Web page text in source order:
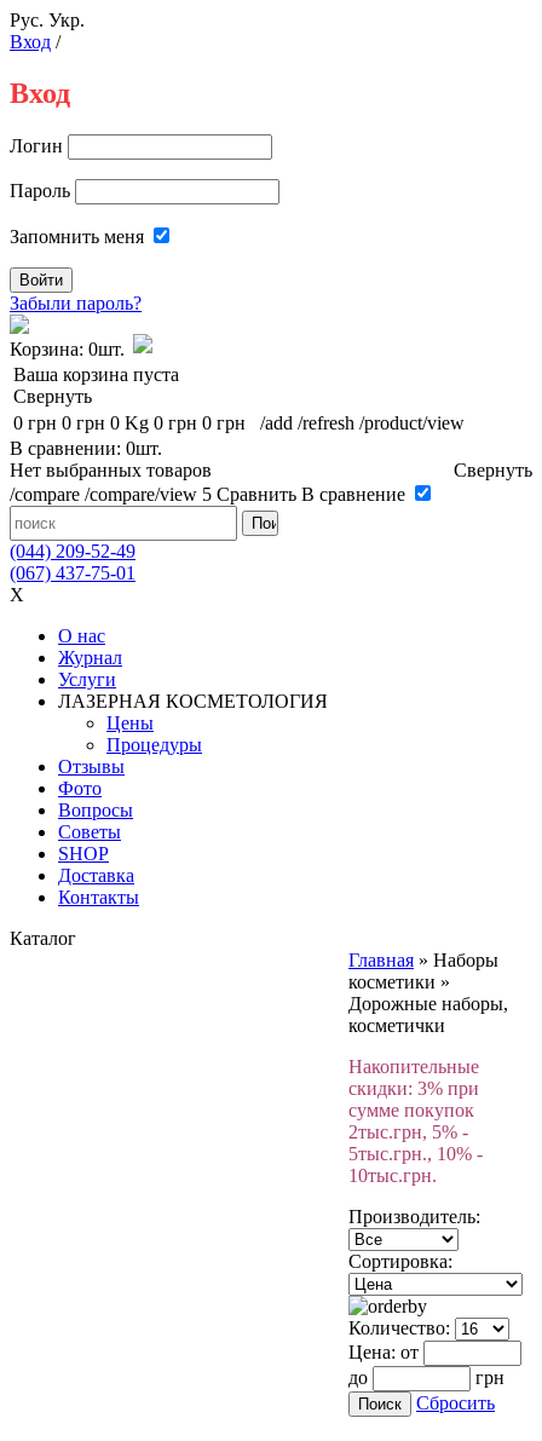
Рус. Укр.
Вход /
Вход
Логин
Пароль
Запомнить меня
Забыли пароль?
Корзина: 0шт.
Ваша корзина пуста
Свернуть
0 грн 0 грн 0 Kg 0 грн 0 грн /add /refresh /product/view
В сравнении: 0шт.
Нет выбранных товаров
Свернуть
/compare /compare/view 5 Сравнить В сравнение
(044) 209-52-49
(067) 437-75-01
X
О нас
Журнал
Услуги
ЛАЗЕРНАЯ КОСМЕТОЛОГИЯ
Цены
Процедуры
Отзывы
Фото
Вопросы
Советы
SHOP
Доставка
Контакты
Каталог
Главная » Наборы
косметики »
Дорожные наборы,
косметички
Накопительные
скидки: 3% при
сумме покупок
2тыс.грн, 5% -
5тыс.грн., 10% -
10тыс.грн.
Производитель:
Сортировка:
Количество:
Цена: от
до
грн
Сбросить